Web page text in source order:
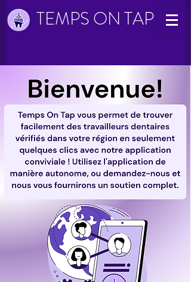
TEMPS ON TAP